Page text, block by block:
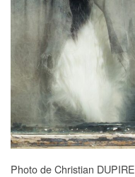
Photo de Christian DUPIRE